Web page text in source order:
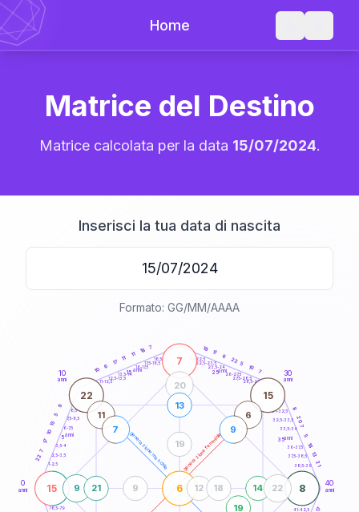
Home
Matrice del Destino
Matrice calcolata per la data 15/07/2024.
Inserisci la tua data di nascita
Formato: GG/MM/AAAA
generazione maschile generazione femminile
0
anni
10
anni
30
anni
40
anni
1-2,5
2,5-3,5
3,5-4
6-7,5
7,5-8,5
8,5-9
11-12,5
12,5-13,5
13,5-14
16-17,5
17,5-18,5
18,5-19
21-22,5
22,5-23,5
23,5-24
26-27,5
27,5-28,5
28,5-29
31-32,5
32,5-33,5
33,5-34
36-37,5
37,5-38,5
38,5-39
41-42,5
78,5-79
22
7
17
10
15
5
9
10
6
17
11
11
18 7 18 11
6
22 5
10 7
8
20
7
5
18
13
21
17
15
7
8
6
22 15
19
14
9
20
22
21
13
12 18
9
19
11
7
6
9
5anni
15 anni 25anni
35anni